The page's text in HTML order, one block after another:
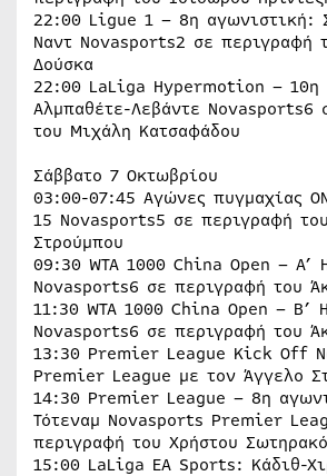
22:00 Ligue 1 – 8η αγωνιστική:
Ναντ Novasports2 σε περιγραφή
Δούσκα
22:00 LaLiga Hypermotion – 10η
Αλμπαθέτε-Λεβάντε Novasports6
του Μιχάλη Κατσαφάδου
Σάββατο 7 Οκτωβρίου
03:00-07:45 Αγώνες πυγμαχίας
15 Novasports5 σε περιγραφή
Στρούμπου
09:30 WTA 1000 China Open – A’
Novasports6 σε περιγραφή του
11:30 WTA 1000 China Open – Β’
Novasports6 σε περιγραφή του
13:30 Premier League Kick Off
Premier League με τον Άγγελο
14:30 Premier League – 8η
Τότεναμ Novasports Premier
περιγραφή του Χρήστου
15:00 LaLiga EA Sports: Κάδιθ-